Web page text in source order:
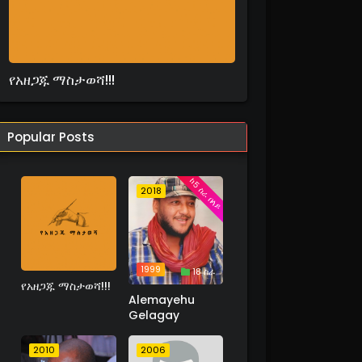
የአዘጋጁ ማስታወሻ!!!
Popular Posts
የአዘጋጁ ማስታወሻ!!!
2018
1999 18 ስራ
ከ5 ስራ በላይ
Alemayehu
Gelagay
2010 2006